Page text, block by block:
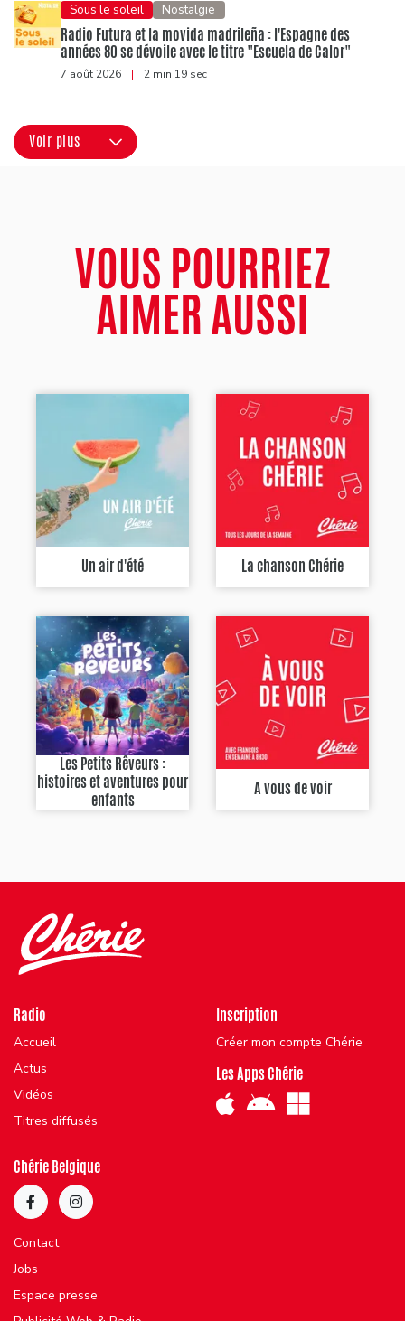
Sous le soleil Nostalgie
Radio Futura et la movida madrileña : l'Espagne des
années 80 se dévoile avec le titre "Escuela de Calor"
7 août 2026 | 2 min 19 sec
Voir plus
VOUS POURRIEZ
AIMER AUSSI
Un air d'été La chanson Chérie
Les Petits Rêveurs :
histoires et aventures pour
enfants
A vous de voir
Radio
Accueil
Actus
Vidéos
Titres diffusés
Inscription
Créer mon compte Chérie
Les Apps Chérie
Chérie Belgique
Contact
Jobs
Espace presse